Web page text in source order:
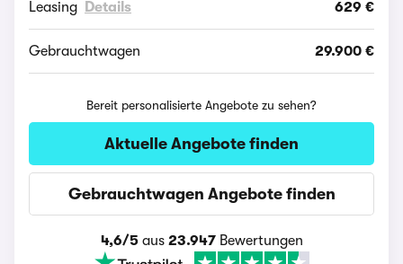
Leasing Details 629 €
Gebrauchtwagen 29.900 €
Bereit personalisierte Angebote zu sehen?
Aktuelle Angebote finden
Gebrauchtwagen Angebote finden
4,6/5aus 23.947Bewertungen